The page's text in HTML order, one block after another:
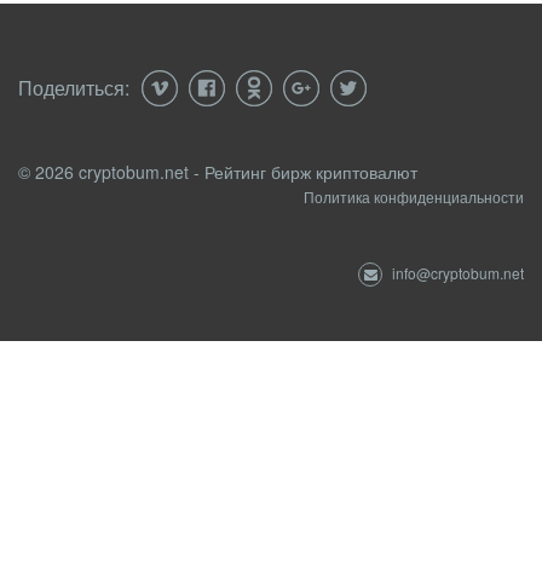
Поделиться:
© 2026 cryptobum.net - Рейтинг бирж криптовалют
Политика конфиденциальности
info@cryptobum.net